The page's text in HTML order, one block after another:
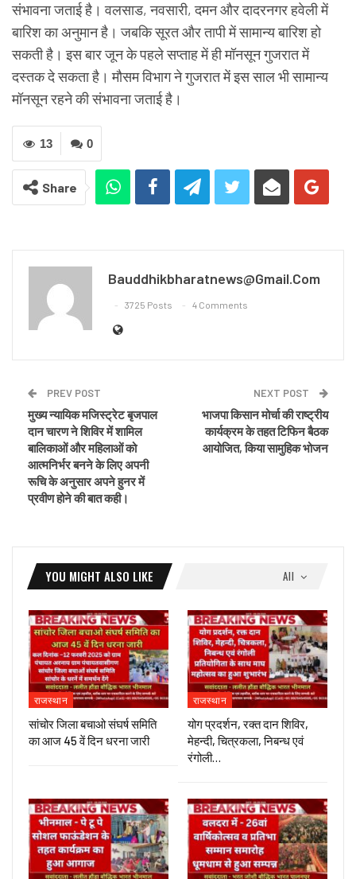
संभावना जताई है। वलसाड, नवसारी, दमन और दादरनगर हवेली में
बारिश का अनुमान है। जबकि सूरत और तापी में सामान्य बारिश हो
सकती है। इस बार जून के पहले सप्ताह में ही मॉनसून गुजरात में
दस्तक दे सकता है। मौसम विभाग ने गुजरात में इस साल भी सामान्य
मॉनसून रहने की संभावना जताई है।
0
13
Share
Bauddhikbharatnews@gmail.com
3725 Posts 4 Comments
PREV POST
मुख्य न्यायिक मजिस्ट्रेट बृजपाल
दान चारण ने शिविर में शामिल
बालिकाओं और महिलाओं को
आत्मनिर्भर बनने के लिए अपनी
रूचि के अनुसार अपने हुनर में
प्रवीण होने की बात कही।
NEXT POST
भाजपा किसान मोर्चा की राष्ट्रीय
कार्यक्रम के तहत टिफिन बैठक
आयोजित, किया सामुहिक भोजन
All
YOU MIGHT ALSO LIKE
राजस्थान
सांचोर जिला बचाओ संघर्ष समिति
का आज 45 वें दिन धरना जारी
राजस्थान
योग प्रदर्शन, रक्त दान शिविर,
मेहन्दी, चित्रकला, निबन्ध एवं
रंगोली…